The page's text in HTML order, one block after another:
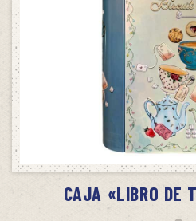
SIN
AVÍSAME
CAJA «LIBRO DE